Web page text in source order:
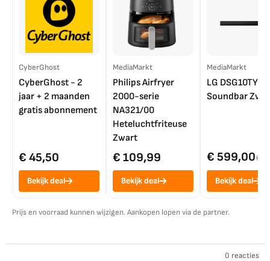
CyberGhost
CyberGhost - 2
jaar + 2 maanden
gratis abonnement
€ 45,50
Bekijk deal
MediaMarkt
Philips Airfryer
2000-serie
NA321/00
Heteluchtfriteuse
Zwart
€ 109,99
Bekijk deal
MediaMarkt
LG DSG10TY
Soundbar
€ 599,00€
Bekijk deal
Prijs en voorraad kunnen wijzigen. Aankopen lopen via de partner.
0 reacties